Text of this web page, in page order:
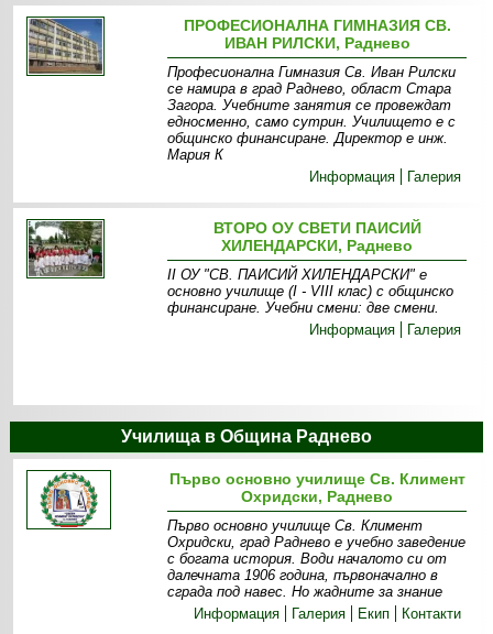
ПРОФЕСИОНАЛНА ГИМНАЗИЯ СВ.
ИВАН РИЛСКИ, Раднево
Професионална Гимназия Св. Иван Рилски
се намира в град Раднево, област Стара
Загора. Учебните занятия се провеждат
едносменно, само сутрин. Училището е с
общинско финансиране. Директор е инж.
Мария К
Информация
Галерия
ВТОРО ОУ СВЕТИ ПАИСИЙ
ХИЛЕНДАРСКИ, Раднево
ІІ ОУ "СВ. ПАИСИЙ ХИЛЕНДАРСКИ " е
основно училище (І - VІІІ клас) с общинско
финансиране. Учебни смени: две смени .
Информация
Галерия
Училища в Община Раднево
Първо основно училище Св. Климент
Охридски, Раднево
Първо основно училище Св. Климент
Охридски, град Раднево е учебно заведение
с богата история. Води началото си от
далечната 1906 година, първоначално в
сграда под навес. Но жадните за знание
Информация
Галерия Екип Контакти